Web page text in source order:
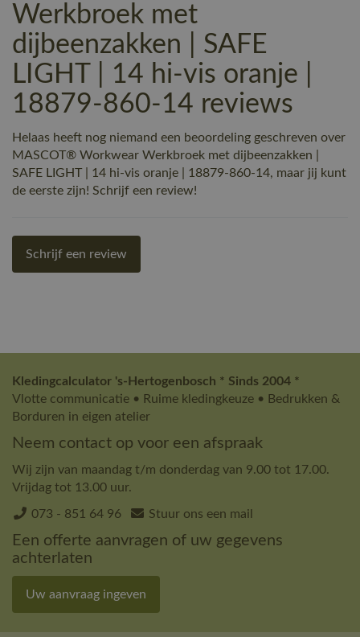
Werkbroek met
dijbeenzakken | SAFE
LIGHT | 14 hi-vis oranje |
18879-860-14 reviews
Helaas heeft nog niemand een beoordeling geschreven over
MASCOT® Workwear Werkbroek met dijbeenzakken |
SAFE LIGHT | 14 hi-vis oranje | 18879-860-14, maar jij kunt
de eerste zijn! Schrijf een review!
Schrijf een review
Kledingcalculator 's-Hertogenbosch * Sinds 2004 *
Vlotte communicatie • Ruime kledingkeuze • Bedrukken &
Borduren in eigen atelier
Neem contact op voor een afspraak
Wij zijn van maandag t/m donderdag van 9.00 tot 17.00.
Vrijdag tot 13.00 uur.
073 - 851 64 96 Stuur ons een mail
Een offerte aanvragen of uw gegevens
achterlaten
Uw aanvraag ingeven